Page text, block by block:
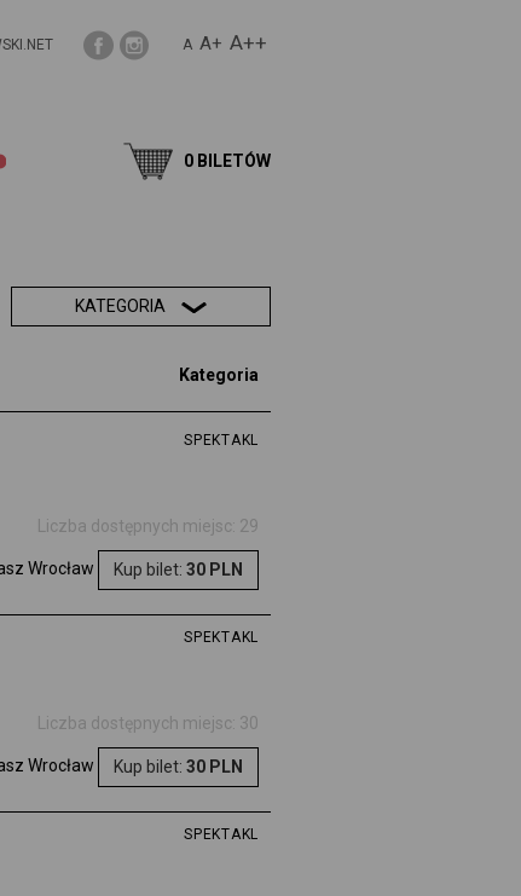
A A+ A++
0 BILETÓW
KATEGORIA
Kategoria
SPEKTAKL
Liczba dostępnych miejsc: 29
Wrocław Kup bilet: 30 PLN
SPEKTAKL
Liczba dostępnych miejsc: 30
Wrocław Kup bilet: 30 PLN
SPEKTAKL